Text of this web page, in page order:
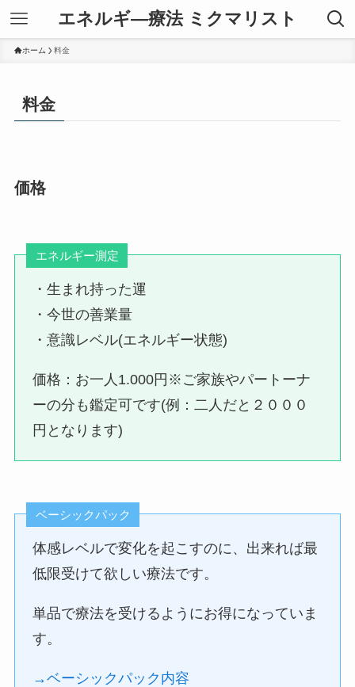
エネルギ―療法 ミクマリスト
ホーム 料金
料金
価格
エネルギー測定
・生まれ持った運
・今世の善業量
・意識レベル(エネルギー状態)
価格：お一人1.000円※ご家族やパートーナ
ーの分も鑑定可です(例：二人だと２０００
円となります)
ベーシックパック
体感レベルで変化を起こすのに、出来れば最
低限受けて欲しい療法です。
単品で療法を受けるようにお得になっていま
す。
→ベーシックパック内容